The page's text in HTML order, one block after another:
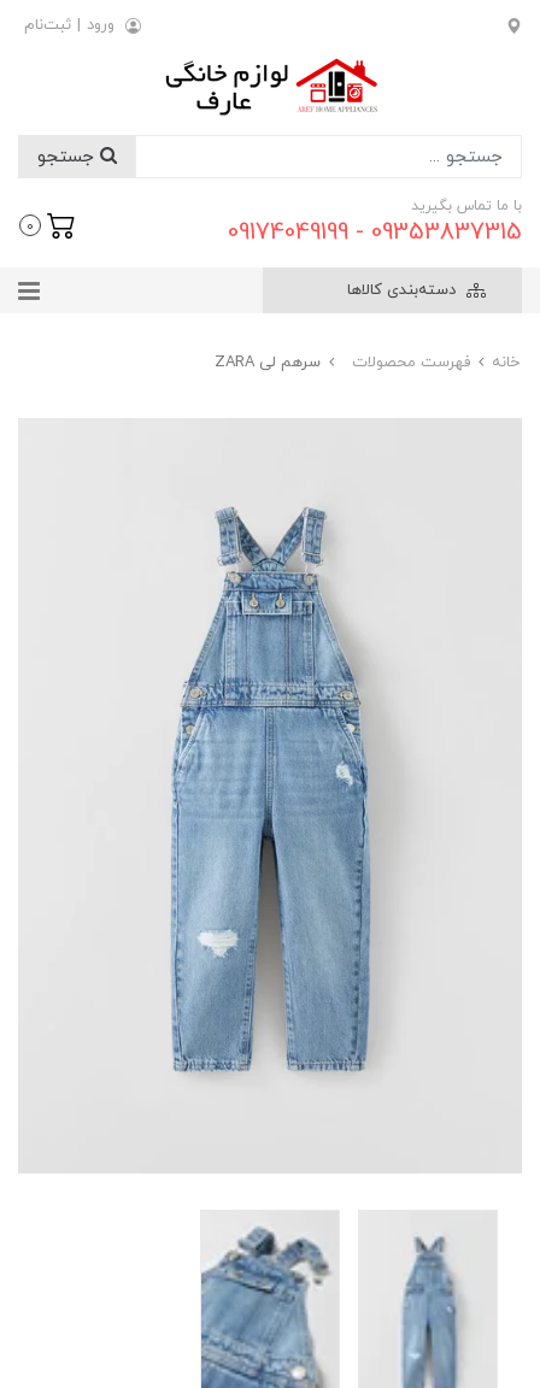
ورود | ثبت‌نام
با ما تماس بگیرید
09353837315 - 09174049199
0
دسته‌بندی کالاها
خانه فهرست محصولات سرهم لی ZARA